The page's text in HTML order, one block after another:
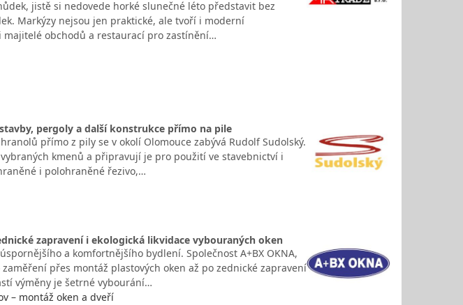
jistě si nedovede horké slunečné léto představit bez
Markýzy nejsou jen praktické, ale tvoří i moderní
obchodů a restaurací pro zastínění…
pergoly a další konstrukce přímo na pile
přímo z pily se v okolí Olomouce zabývá Rudolf Sudolský.
kmenů a připravují je pro použití ve stavebnictví i
i polohraněné řezivo,…
zapravení i ekologická likvidace vybouraných oken
a komfortnějšího bydlení. Společnost A+BX OKNA,
přes montáž plastových oken až po zednické zapravení
výměny je šetrné vybourání…
– montáž oken a dveří